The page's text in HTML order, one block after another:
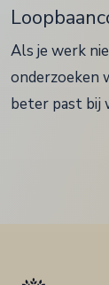
Als je werk
onderzoeken
beter past bij